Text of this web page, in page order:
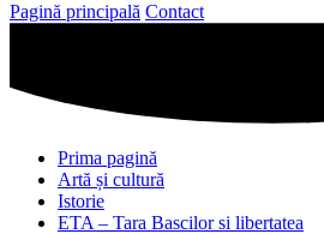
Pagină principală Contact
Prima pagină
Artă și cultură
Istorie
ETA – Tara Bascilor si libertatea